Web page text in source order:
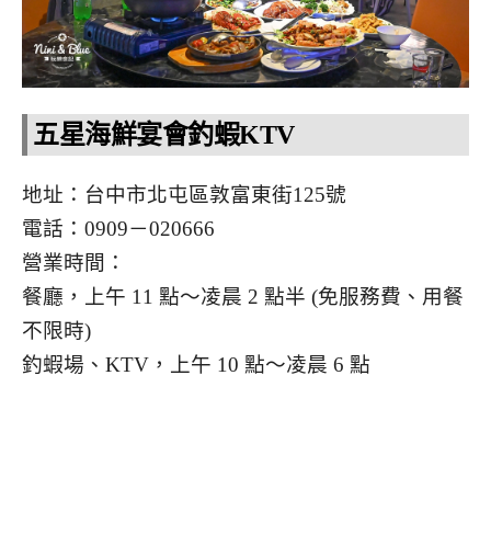
五星海鮮宴會釣蝦KTV
地址：台中市北屯區敦富東街125號
電話：0909－020666
營業時間：
餐廳，上午 11 點～凌晨 2 點半 (免服務費、用餐
不限時)
釣蝦場、KTV，上午 10 點～凌晨 6 點